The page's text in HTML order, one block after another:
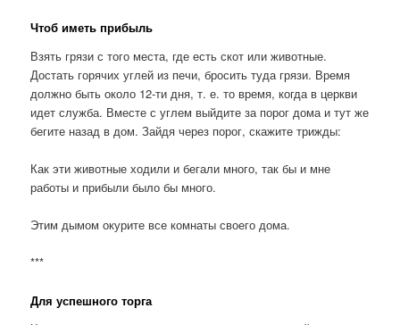
Чтоб иметь прибыль
Взять грязи с того места, где есть скот или животные.
Достать горячих углей из печи, бросить туда грязи. Время
должно быть около 12-ти дня, т. е. то время, когда в церкви
идет служба. Вместе с углем выйдите за порог дома и тут же
бегите назад в дом. Зайдя через порог, скажите трижды:
Как эти животные ходили и бегали много, так бы и мне
работы и прибыли было бы много.
Этим дымом окурите все комнаты своего дома.
***
Для успешного торга